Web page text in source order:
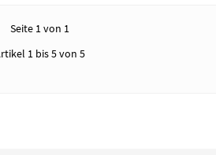
Seite 1 von 1
1 bis 5 von 5